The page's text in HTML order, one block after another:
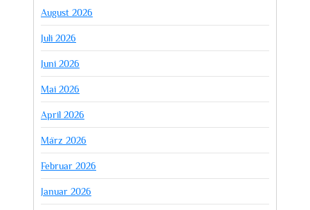
August 2026
Juli 2026
Juni 2026
Mai 2026
April 2026
März 2026
Februar 2026
Januar 2026